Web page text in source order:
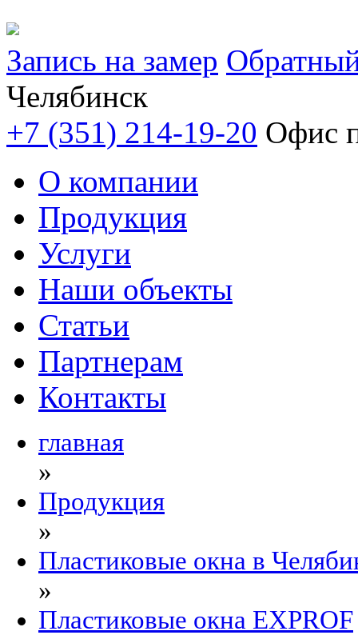
Запись на замер
Челябинск
+7 (351) 214-19-20 Офис
О компании
Продукция
Услуги
Наши объекты
Статьи
Партнерам
Контакты
главная
»
Продукция
»
Пластиковые окна в
»
Пластиковые окна EXPROF